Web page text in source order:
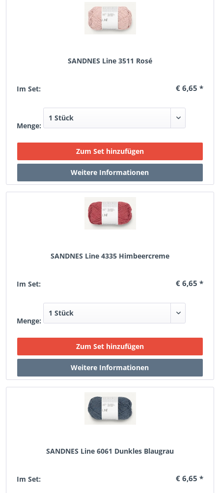
SANDNES Line 3511 Rosé
Im Set: € 6,65 *
Menge:
SANDNES Line 4335 Himbeercreme
Im Set: € 6,65 *
Menge:
SANDNES Line 6061 Dunkles Blaugrau
Im Set: € 6,65 *